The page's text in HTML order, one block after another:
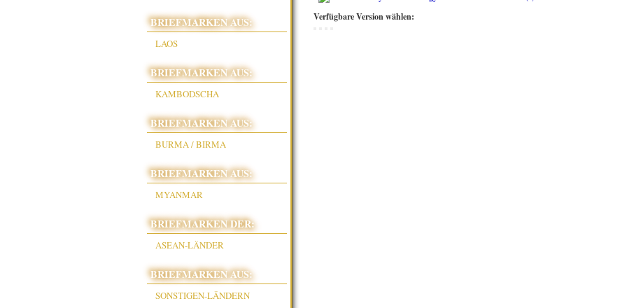
Verfügbare Version wählen:
BRIEFMARKEN AUS:
LAOS
BRIEFMARKEN AUS:
KAMBODSCHA
BRIEFMARKEN AUS:
BURMA / BIRMA
BRIEFMARKEN AUS:
MYANMAR
BRIEFMARKEN DER:
ASEAN-LÄNDER
BRIEFMARKEN AUS:
SONSTIGEN-LÄNDERN